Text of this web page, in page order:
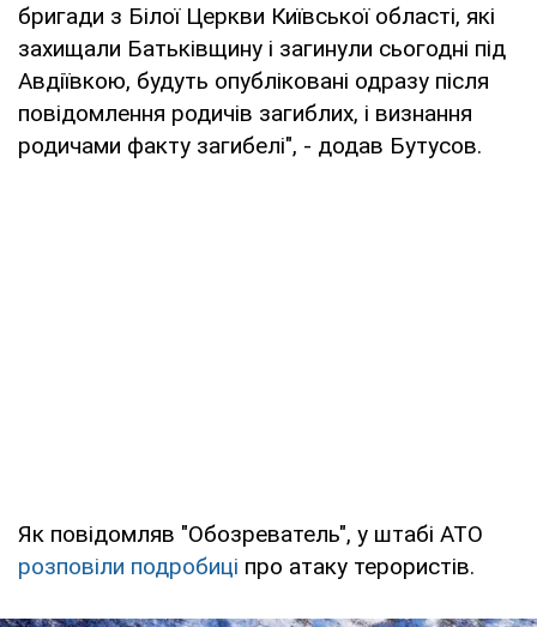
бригади з Білої Церкви Київської області, які
захищали Батьківщину і загинули сьогодні під
Авдіївкою, будуть опубліковані одразу після
повідомлення родичів загиблих, і визнання
родичами факту загибелі", - додав Бутусов.
Як повідомляв "Обозреватель", у штабі АТО
розповіли подробиці про атаку терористів.